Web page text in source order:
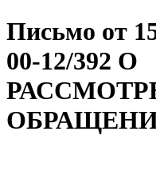
Письмо от
00-12/392 О